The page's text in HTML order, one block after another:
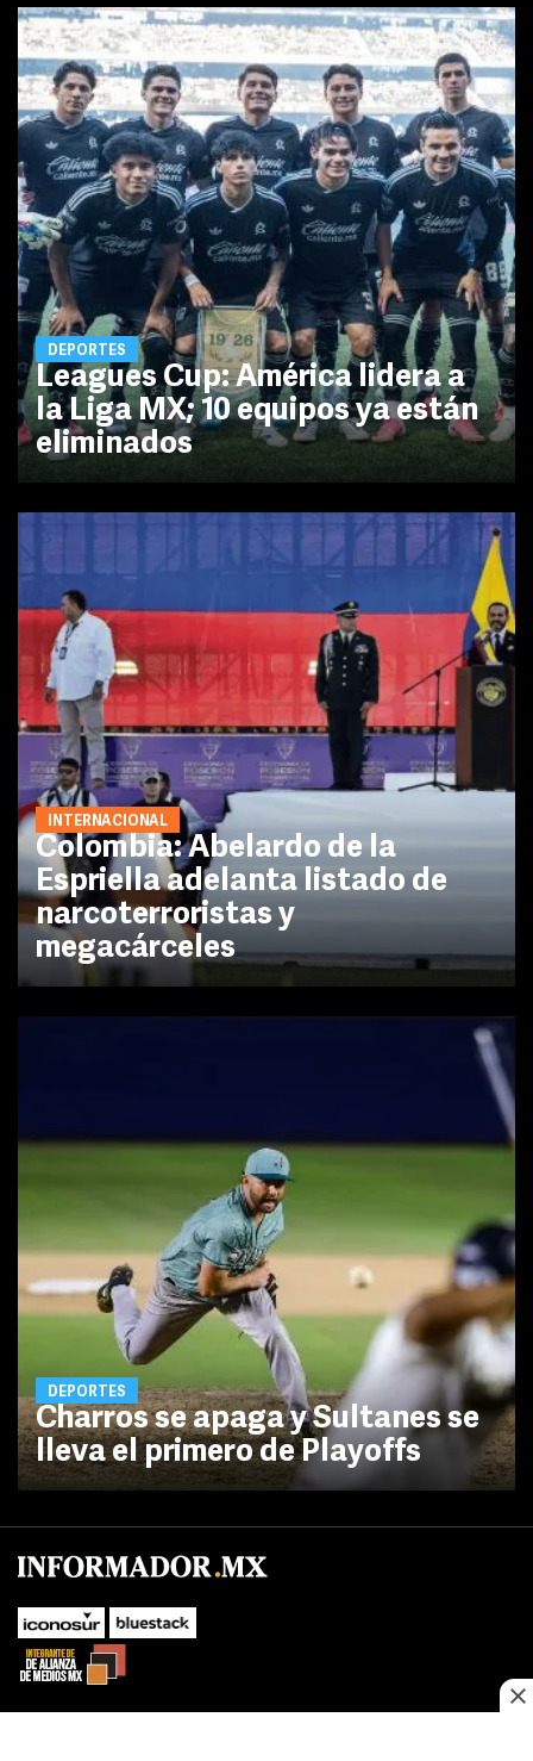
DEPORTES
Leagues Cup: América lidera a
la Liga MX; 10 equipos ya están
eliminados
INTERNACIONAL
Colombia: Abelardo de la
Espriella adelanta listado de
narcoterroristas y
megacárceles
DEPORTES
Charros se apaga y Sultanes se
lleva el primero de Playoffs